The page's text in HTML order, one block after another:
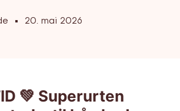
20. mai 2026
💚 Superurten